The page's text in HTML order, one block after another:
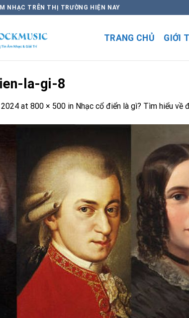
NHẠC TRÊN THỊ TRƯỜNG HIỆN NAY
TRANG CHỦ GIỚI
la-gi-8
at 800 × 500 in Nhạc cổ điển là gì? Tìm hiểu về